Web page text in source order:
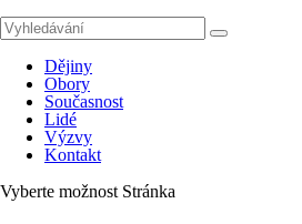
Dějiny
Obory
Současnost
Lidé
Výzvy
Kontakt
Vyberte možnost Stránka